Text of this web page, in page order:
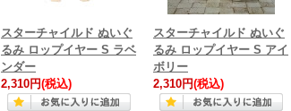
スターチャイルド ぬいぐ
るみ ロップイヤー S ラベ
ンダー
2,310円(税込)
スターチャイルド ぬいぐ
るみ ロップイヤー S アイ
ボリー
2,310円(税込)